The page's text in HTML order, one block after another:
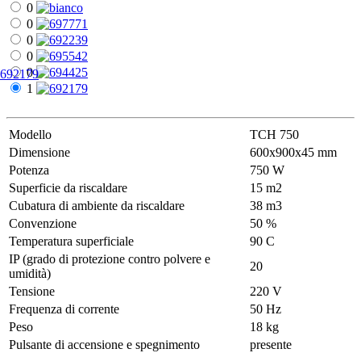
0
0
0
0
0
1
692179
Modello
ТСН 750
Dimensione
600х900х45 mm
Potenza
750 W
Superficie da riscaldare
15 m2
Cubatura di ambiente da riscaldare
38 m3
Convenzione
50 %
Temperatura superficiale
90 С
IP (grado di protezione contro polvere e
umidità)
20
Tensione
220 V
Frequenza di corrente
50 Hz
Peso
18 kg
Pulsante di accensione e spegnimento
presente